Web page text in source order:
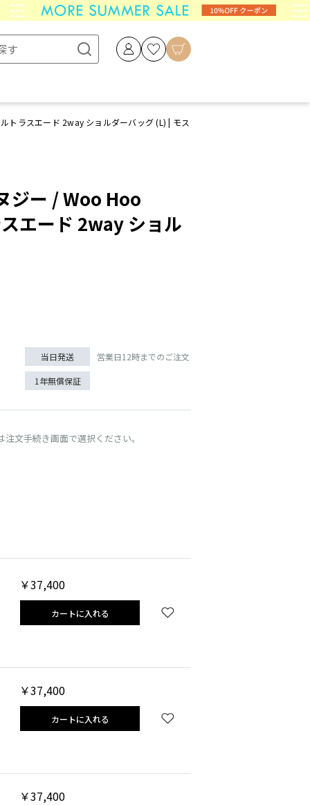
トラスエード 2way ショルダーバッグ (L) | モス
ジー / Woo Hoo
エード 2way ショル
当日発送 営業日12時までのご注文
1年無償保証
文手続き画面で選択ください。
￥37,400
カートに入れる
￥37,400
カートに入れる
￥37,400